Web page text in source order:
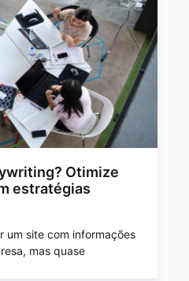
Otimize
estratégias
um site com informações
mas quase